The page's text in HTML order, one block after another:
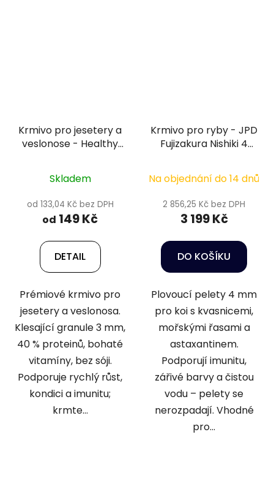
Krmivo pro jesetery a
veslonose - Healthy
Skladem
od 133,04 Kč bez DPH
od 149 Kč
DETAIL
Prémiové krmivo pro
jesetery a veslonosa.
Klesající granule 3 mm,
40 % proteinů, bohaté
vitamíny, bez sóji.
Podporuje rychlý růst,
kondici a imunitu;
krmte...
Krmivo pro ryby - JPD
Fujizakura Nishiki 4
Na objednání do 14 dnů
2 856,25 Kč bez DPH
3 199 Kč
DO KOŠÍKU
Plovoucí pelety 4 mm
pro koi s kvasnicemi,
mořskými řasami a
astaxantinem.
Podporují imunitu,
zářivé barvy a čistou
vodu – pelety se
nerozpadají. Vhodné
pro...